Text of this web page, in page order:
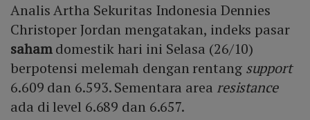
Analis Artha Sekuritas Indonesia Dennies
Christoper Jordan mengatakan, indeks pasar
sahamdomestik hari ini Selasa (26/10)
berpotensi melemah dengan rentang support
6.609 dan 6.593. Sementara area resistance
ada di level 6.689 dan 6.657.